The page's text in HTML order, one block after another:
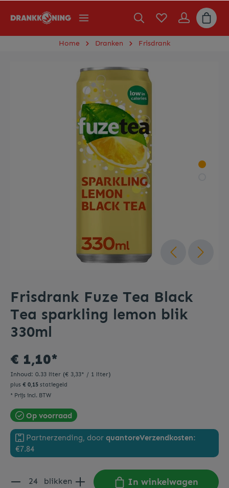
Home Dranken Frisdrank
Frisdrank Fuze Tea Black
Tea sparkling lemon blik
330ml
€ 1,10*
Inhoud: 0.33 liter (€ 3,33* / 1 liter)
plus € 0,15 statiegeld
* Prijs incl. BTW
Op voorraad
Partnerzending, door quantoreVerzendkosten:
€7.84
blikken In winkelwagen